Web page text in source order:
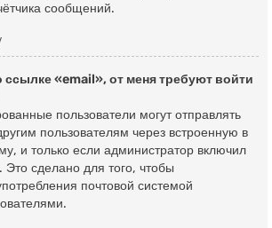
сообщений.
ссылке «email», от меня требуют войти
пользователи могут отправлять
пользователям через встроенную в
и только если администратор включил
Это сделано для того, чтобы
почтовой системой